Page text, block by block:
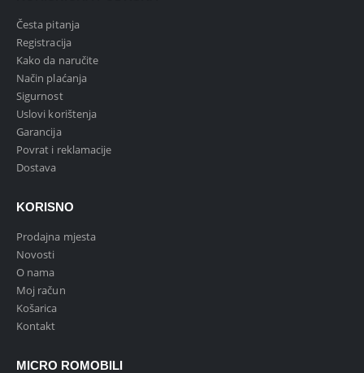
Česta pitanja
Registracija
Kako da naručite
Način plaćanja
Sigurnost
Uslovi korištenja
Garancija
Povrat i reklamacije
Dostava
KORISNO
Prodajna mjesta
Novosti
O nama
Moj račun
Košarica
Kontakt
MICRO ROMOBILI